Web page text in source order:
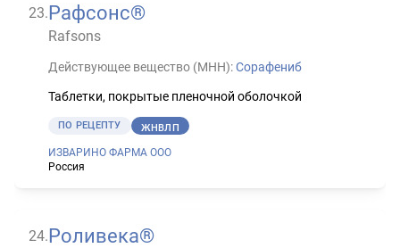
23.Рафсонс®
Rafsons
Действующее вещество (МНН):Сорафениб
Таблетки, покрытые пленочной оболочкой
ПО РЕЦЕПТУ ЖНВЛП
ИЗВАРИНО ФАРМА ООО
Россия
24.Роливека®